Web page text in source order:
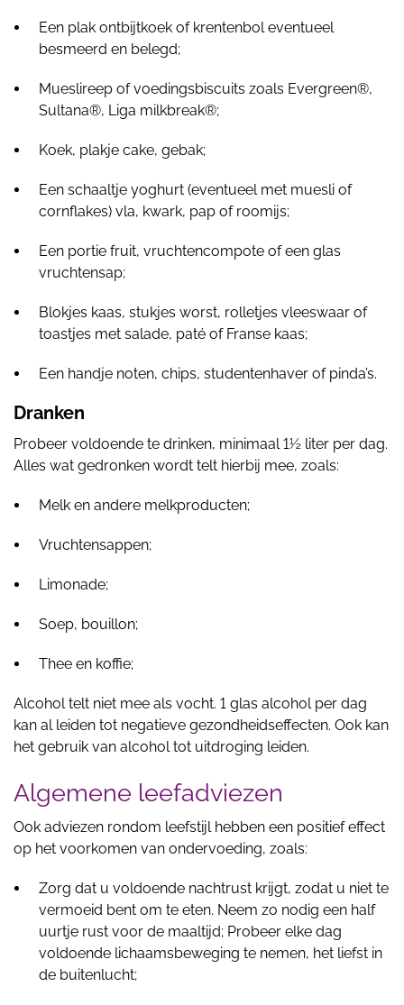
Een plak ontbijtkoek of krentenbol eventueel
besmeerd en belegd;
Mueslireep of voedingsbiscuits zoals Evergreen®,
Sultana®, Liga milkbreak®;
Koek, plakje cake, gebak;
Een schaaltje yoghurt (eventueel met muesli of
cornflakes) vla, kwark, pap of roomijs;
Een portie fruit, vruchtencompote of een glas
vruchtensap;
Blokjes kaas, stukjes worst, rolletjes vleeswaar of
toastjes met salade, paté of Franse kaas;
Een handje noten, chips, studentenhaver of pinda’s.
Dranken
Probeer voldoende te drinken, minimaal 1½ liter per dag.
Alles wat gedronken wordt telt hierbij mee, zoals:
Melk en andere melkproducten;
Vruchtensappen;
Limonade;
Soep, bouillon;
Thee en koffie;
Alcohol telt niet mee als vocht. 1 glas alcohol per dag
kan al leiden tot negatieve gezondheidseffecten. Ook kan
het gebruik van alcohol tot uitdroging leiden.
Algemene leefadviezen
Ook adviezen rondom leefstijl hebben een positief effect
op het voorkomen van ondervoeding, zoals:
Zorg dat u voldoende nachtrust krijgt, zodat u niet te
vermoeid bent om te eten. Neem zo nodig een half
uurtje rust voor de maaltijd; Probeer elke dag
voldoende lichaamsbeweging te nemen, het liefst in
de buitenlucht;